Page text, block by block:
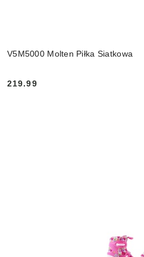
V5M5000 Molten Piłka Siatkowa
Cena:
219.99